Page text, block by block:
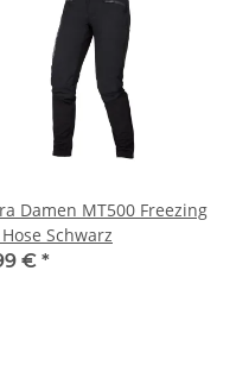
Damen MT500 Freezing
Schwarz
€ *